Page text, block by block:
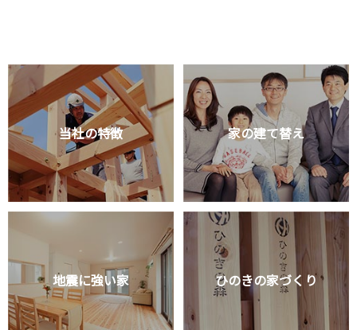
当社の特徴 家の建て替え
地震に強い家 ひのきの家づくり